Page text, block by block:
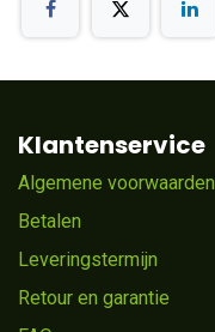
Klantenservice
Algemene voorwaarden
Betalen
Leveringstermijn
Retour en garantie